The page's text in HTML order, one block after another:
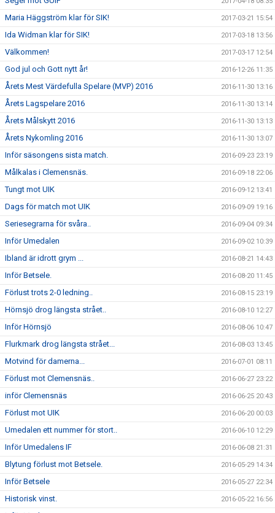
Maria Häggström klar för SIK! 2017-03-21 15:54
Ida Widman klar för SIK! 2017-03-18 13:56
Välkommen! 2017-03-17 12:54
God jul och Gott nytt år! 2016-12-26 11:35
Årets Mest Värdefulla Spelare (MVP) 2016 2016-11-30 13:16
Årets Lagspelare 2016 2016-11-30 13:14
Årets Målskytt 2016 2016-11-30 13:13
Årets Nykomling 2016 2016-11-30 13:07
Inför säsongens sista match. 2016-09-23 23:19
Målkalas i Clemensnäs. 2016-09-18 22:06
Tungt mot UIK 2016-09-12 13:41
Dags för match mot UIK 2016-09-09 19:16
Seriesegrarna för svåra.. 2016-09-04 09:34
Inför Umedalen 2016-09-02 10:39
Ibland är idrott grym ... 2016-08-21 14:43
Inför Betsele. 2016-08-20 11:45
Förlust trots 2-0 ledning.. 2016-08-15 23:19
Hörnsjö drog längsta strået.. 2016-08-10 12:27
Inför Hörnsjö 2016-08-06 10:47
Flurkmark drog längsta strået... 2016-08-03 13:45
Motvind för damerna... 2016-07-01 08:11
Förlust mot Clemensnäs.. 2016-06-27 23:22
inför Clemensnäs 2016-06-25 20:43
Förlust mot UIK 2016-06-20 00:03
Umedalen ett nummer för stort.. 2016-06-10 12:29
Inför Umedalens IF 2016-06-08 21:31
Blytung förlust mot Betsele. 2016-05-29 14:34
Inför Betsele 2016-05-27 22:34
Historisk vinst. 2016-05-22 16:56